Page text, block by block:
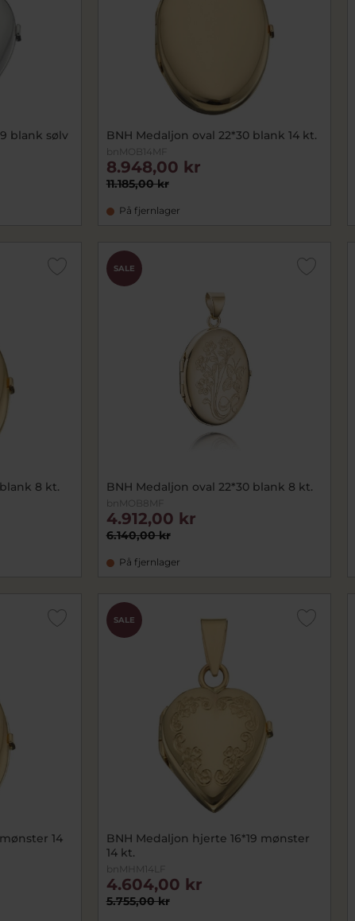
blank sølv BNH Medaljon oval 22*30 blank 14 kt.
bnMOB14MF
11.185,00 kr
8.948,00 kr
På fjernlager
8 kt.
SALE
BNH Medaljon oval 22*30 blank 8 kt.
bnMOB8MF
6.140,00 kr
4.912,00 kr
På fjernlager
14
SALE
BNH Medaljon hjerte 16*19 mønster
14 kt.
bnMHM14LF
5.755,00 kr
4.604,00 kr